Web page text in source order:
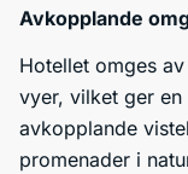
Avkopplande
Hotellet omges
vyer, vilket ger
avkopplande
promenader i